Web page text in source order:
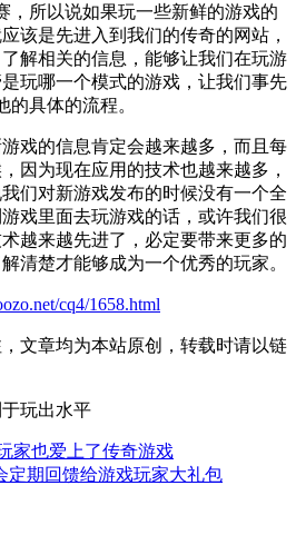
，所以说如果玩一些新鲜的游戏的
该是先进入到我们的传奇的网站，
解相关的信息，能够让我们在玩游
玩哪一个模式的游戏，让我们事先
的具体的流程。
戏的信息肯定会越来越多，而且每
因为现在应用的技术也越来越多，
们对新游戏发布的时候没有一个全
戏里面去玩游戏的话，或许我们很
越来越先进了，必定要带来更多的
清楚才能够成为一个优秀的玩家。
cq4/1658.html
文章均为本站原创，转载时请以链
玩出水平
家也爱上了传奇游戏
定期回馈给游戏玩家大礼包